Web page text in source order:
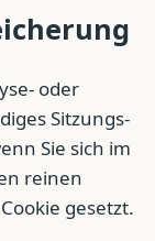
oder
Sitzungs-
Sie sich im
reinen
gesetzt.